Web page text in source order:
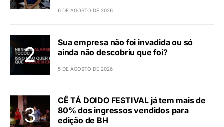
6 DE AGOSTO DE 2026
Sua empresa não foi invadida ou só
ainda não descobriu que foi?
5 DE AGOSTO DE 2026
CÊ TÁ DOIDO FESTIVAL já tem mais de
80% dos ingressos vendidos para
edição de BH